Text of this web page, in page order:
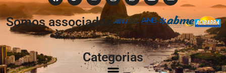
Somos associados
à:
Categorias